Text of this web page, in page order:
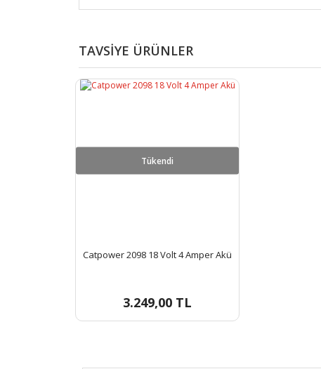
TAVSİYE ÜRÜNLER
Tükendi
Catpower 2098 18 Volt 4 Amper Akü
3.249,00 TL